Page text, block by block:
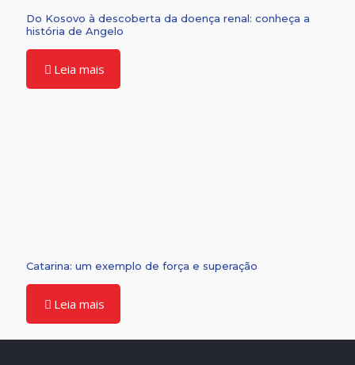
Do Kosovo à descoberta da doença renal: conheça a
história de Angelo
Leia mais
Catarina: um exemplo de força e superação
Leia mais